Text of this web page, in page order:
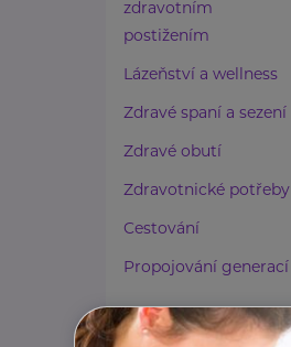
zdravotním
postižením
Lázeňství a wellness
Zdravé spaní a sezení
Zdravé obutí
Zdravotnické potřeby
Cestování
Propojování generací